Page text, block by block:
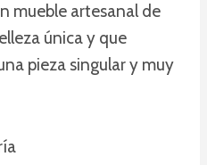
mueble artesanal de
única y que
pieza singular y muy